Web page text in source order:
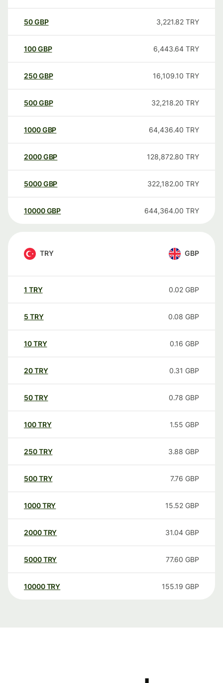
50GBP 3,221.82 TRY
100GBP 6,443.64 TRY
250GBP 16,109.10 TRY
500GBP 32,218.20 TRY
1000GBP 64,436.40 TRY
2000GBP 128,872.80 TRY
5000GBP 322,182.00 TRY
10000 GBP 644,364.00 TRY
TRY GBP
1 TRY 0.02 GBP
5 TRY 0.08 GBP
10TRY 0.16 GBP
20TRY 0.31 GBP
50TRY 0.78 GBP
100TRY 1.55 GBP
250TRY 3.88 GBP
500TRY 7.76 GBP
1000TRY 15.52 GBP
2000TRY 31.04 GBP
5000TRY 77.60 GBP
10000 TRY 155.19 GBP